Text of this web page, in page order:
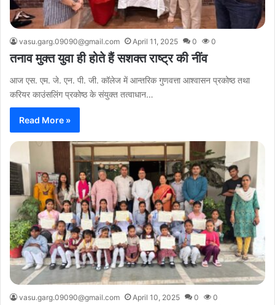
vasu.garg.09090@gmail.com April 11, 2025 0 0
तनाव मुक्त युवा ही होते हैं सशक्त राष्ट्र की नींव
आज एस. एम. जे. एन. पी. जी. कॉलेज में आन्तरिक गुणवत्ता आश्वासन प्रकोष्ठ तथा
करियर काउंसलिंग प्रकोष्ठ के संयुक्त तत्वाधान…
Read More »
vasu.garg.09090@gmail.com April 10, 2025 0 0